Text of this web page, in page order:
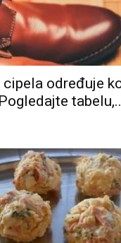
cipela određuje